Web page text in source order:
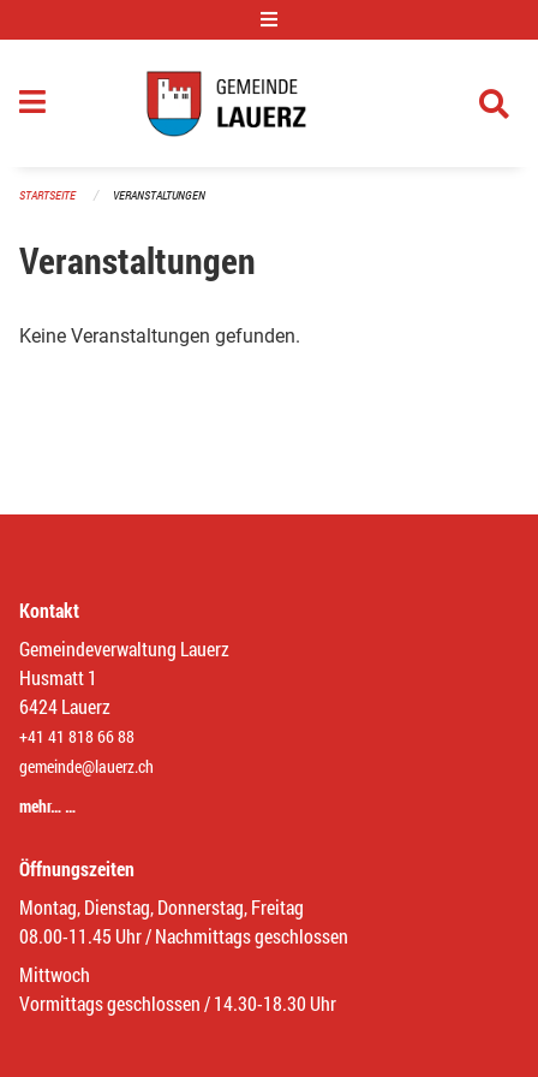
STARTSEITE VERANSTALTUNGEN
Veranstaltungen
Keine Veranstaltungen gefunden.
Kontakt
Gemeindeverwaltung Lauerz
Husmatt 1
6424 Lauerz
+41 41 818 66 88
gemeinde@lauerz.ch
mehr… …
Öffnungszeiten
Montag, Dienstag, Donnerstag, Freitag
08.00-11.45 Uhr / Nachmittags geschlossen
Mittwoch
Vormittags geschlossen / 14.30-18.30 Uhr